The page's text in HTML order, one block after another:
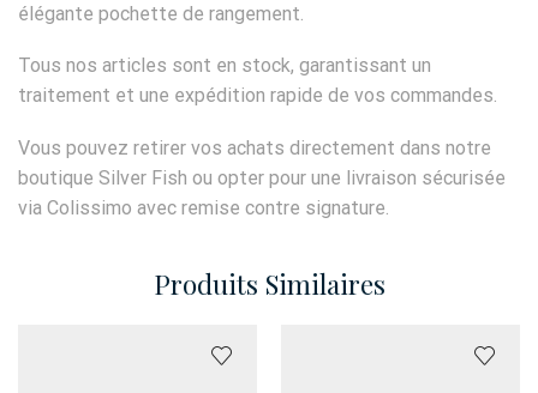
élégante pochette de rangement.
Tous nos articles sont en stock, garantissant un
traitement et une expédition rapide de vos commandes.
Vous pouvez retirer vos achats directement dans notre
boutique Silver Fish ou opter pour une livraison sécurisée
via Colissimo avec remise contre signature.
Produits Similaires